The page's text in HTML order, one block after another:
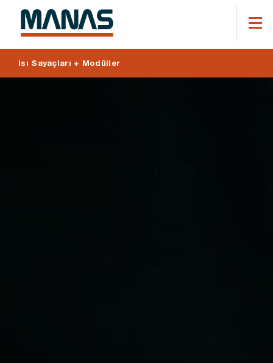
Isı Sayaçları + Modüller